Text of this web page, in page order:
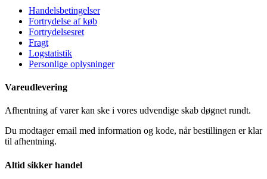
Handelsbetingelser
Fortrydelse af køb
Fortrydelsesret
Fragt
Logstatistik
Personlige oplysninger
Vareudlevering
Afhentning af varer kan ske i vores udvendige skab døgnet rundt.
Du modtager email med information og kode, når bestillingen er klar
til afhentning.
Altid sikker handel